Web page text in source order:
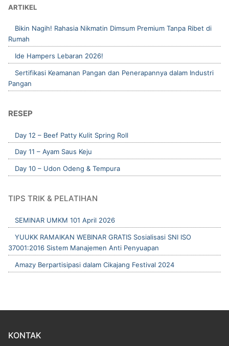
ARTIKEL
Bikin Nagih! Rahasia Nikmatin Dimsum Premium Tanpa Ribet di
Rumah
Ide Hampers Lebaran 2026!
Sertifikasi Keamanan Pangan dan Penerapannya dalam Industri
Pangan
RESEP
Day 12 – Beef Patty Kulit Spring Roll
Day 11 – Ayam Saus Keju
Day 10 – Udon Odeng & Tempura
TIPS TRIK & PELATIHAN
SEMINAR UMKM 101 April 2026
YUUKK RAMAIKAN WEBINAR GRATIS Sosialisasi SNI ISO
37001:2016 Sistem Manajemen Anti Penyuapan
Amazy Berpartisipasi dalam Cikajang Festival 2024
KONTAK